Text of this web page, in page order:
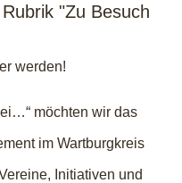
"Zu Besuch
werden!
möchten wir das
im Wartburgkreis
Initiativen und